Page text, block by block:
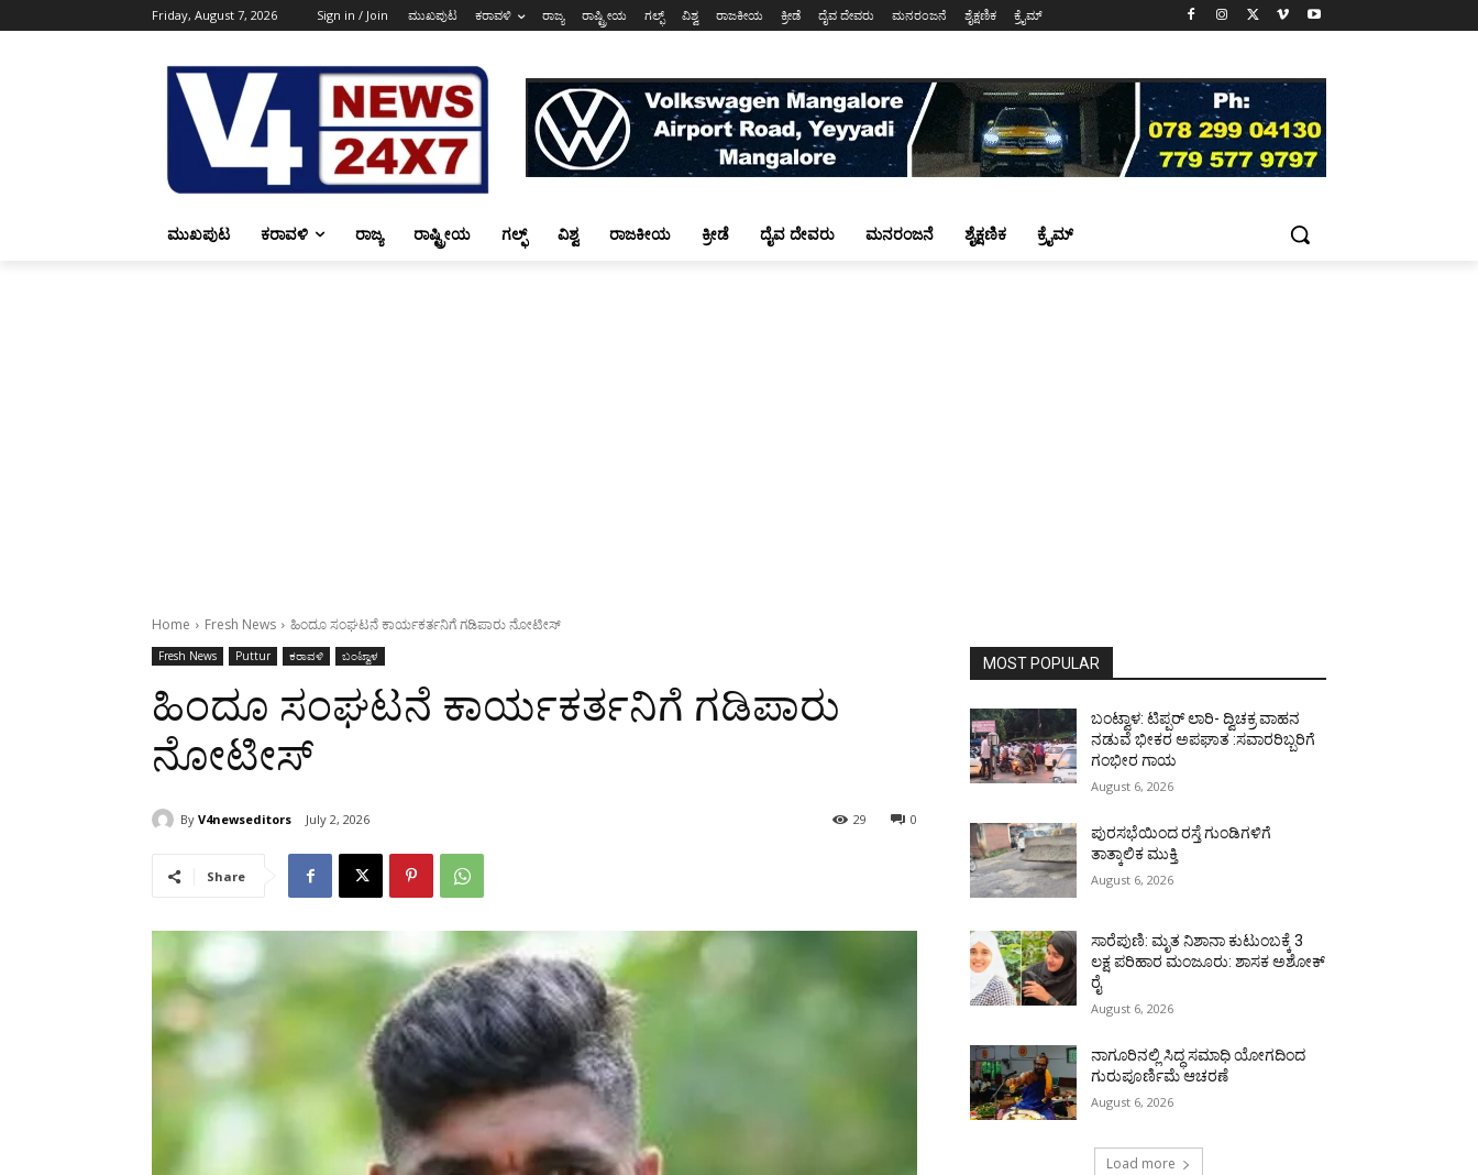
Friday, August 7, 2026 Sign in / Join ಮುಖಪುಟ ಕರಾವಳಿ ರಾಜ್ಯ ರಾಷ್ಟ್ರೀಯ ಗಲ್ಫ್ ವಿಶ್ವ ರಾಜಕೀಯ ಕ್ರೀಡೆ ದೈವ ದೇವರು ಮನರಂಜನೆ ಶೈಕ್ಷಣಿಕ ಕ್ರೈಮ್
ಮುಖಪುಟ ಕರಾವಳಿ ರಾಜ್ಯ ರಾಷ್ಟ್ರೀಯ ಗಲ್ಫ್ ವಿಶ್ವ ರಾಜಕೀಯ ಕ್ರೀಡೆ ದೈವ ದೇವರು ಮನರಂಜನೆ ಶೈಕ್ಷಣಿಕ ಕ್ರೈಮ್
Home Fresh News ಹಿಂದೂ ಸಂಘಟನೆ ಕಾರ್ಯಕರ್ತನಿಗೆ ಗಡಿಪಾರು ನೋಟೀಸ್
Fresh News Puttur ಕರಾವಳಿ ಬಂಟ್ವಾಳ
ಹಿಂದೂ ಸಂಘಟನೆ ಕಾರ್ಯಕರ್ತನಿಗೆ ಗಡಿಪಾರು
ನೋಟೀಸ್
By V4newseditors July 2, 2026 0
29
Share
MOST POPULAR
ಬಂಟ್ವಾಳ: ಟಿಪ್ಪರ್ ಲಾರಿ- ದ್ವಿಚಕ್ರ ವಾಹನ
ನಡುವೆ ಭೀಕರ ಅಪಘಾತ :ಸವಾರರಿಬ್ಬರಿಗೆ
ಗಂಭೀರ ಗಾಯ
August 6, 2026
ಪುರಸಭೆಯಿಂದ ರಸ್ತೆ ಗುಂಡಿಗಳಿಗೆ
ತಾತ್ಕಾಲಿಕ ಮುಕ್ತಿ
August 6, 2026
ಸಾರೆಪುಣಿ: ಮೃತ ನಿಶಾನಾ ಕುಟುಂಬಕ್ಕೆ 3
ಲಕ್ಷ ಪರಿಹಾರ ಮಂಜೂರು: ಶಾಸಕ ಅಶೋಕ್
ರೈ
August 6, 2026
ನಾಗೂರಿನಲ್ಲಿ ಸಿದ್ಧ ಸಮಾಧಿ ಯೋಗದಿಂದ
ಗುರುಪೂರ್ಣಿಮೆ ಆಚರಣೆ
August 6, 2026
Load more